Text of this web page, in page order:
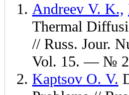
Andreev V. K.,
Thermal
// Russ. Jour.
Vol. 15. — №
Kaptsov O. V.